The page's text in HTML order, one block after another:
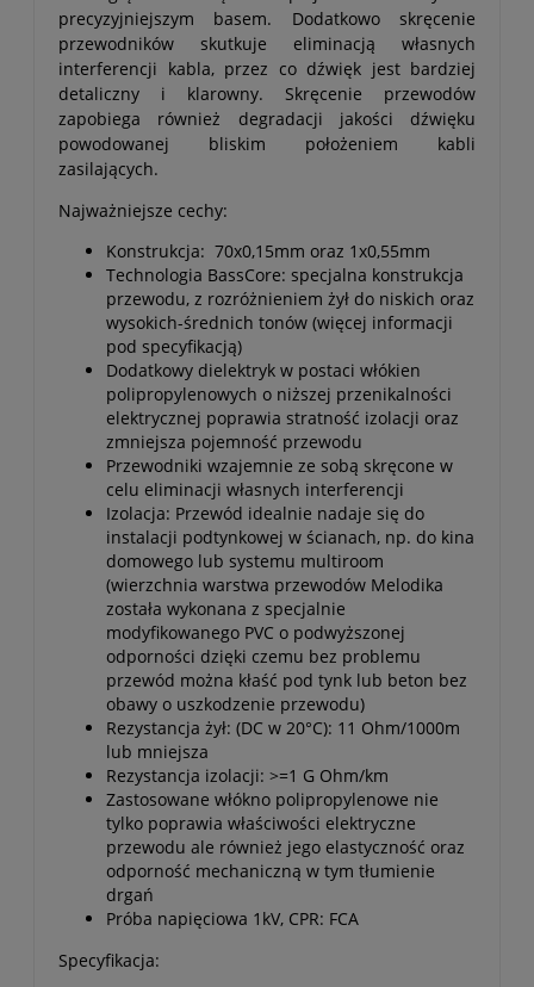
precyzyjniejszym basem. Dodatkowo skręcenie
przewodników skutkuje eliminacją własnych
interferencji kabla, przez co dźwięk jest bardziej
detaliczny i klarowny. Skręcenie przewodów
zapobiega również degradacji jakości dźwięku
powodowanej bliskim położeniem kabli
zasilających.
Najważniejsze cechy:
Konstrukcja: 70x0,15mm oraz 1x0,55mm
Technologia BassCore: specjalna konstrukcja
przewodu, z rozróżnieniem żył do niskich oraz
wysokich-średnich tonów (więcej informacji
pod specyfikacją)
Dodatkowy dielektryk w postaci włókien
polipropylenowych o niższej przenikalności
elektrycznej poprawia stratność izolacji oraz
zmniejsza pojemność przewodu
Przewodniki wzajemnie ze sobą skręcone w
celu eliminacji własnych interferencji
Izolacja: Przewód idealnie nadaje się do
instalacji podtynkowej w ścianach, np. do kina
domowego lub systemu multiroom
(wierzchnia warstwa przewodów Melodika
została wykonana z specjalnie
modyfikowanego PVC o podwyższonej
odporności dzięki czemu bez problemu
przewód można kłaść pod tynk lub beton bez
obawy o uszkodzenie przewodu)
Rezystancja żył: (DC w 20°C): 11 Ohm/1000m
lub mniejsza
Rezystancja izolacji: >=1 G Ohm/km
Zastosowane włókno polipropylenowe nie
tylko poprawia właściwości elektryczne
przewodu ale również jego elastyczność oraz
odporność mechaniczną w tym tłumienie
drgań
Próba napięciowa 1kV, CPR: FCA
Specyfikacja: